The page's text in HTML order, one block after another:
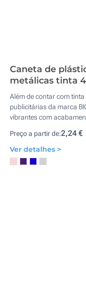
Caneta de
metálicas tinta
Além de contar com
publicitárias da marca
vibrantes com
Preço a partir de:2,24 €
Ver detalhes >